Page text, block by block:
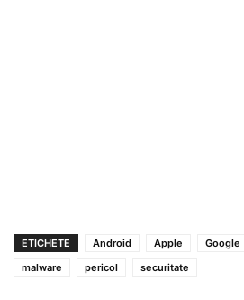
ETICHETE Android Apple Google
malware
pericol securitate